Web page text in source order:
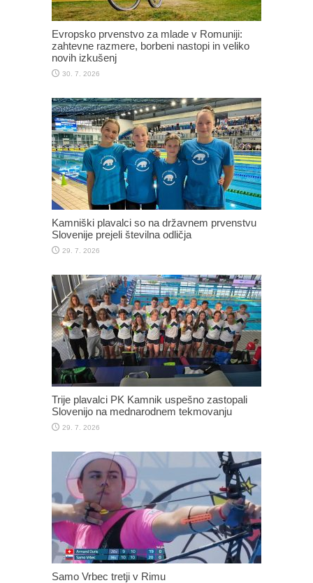
Evropsko prvenstvo za mlade v Romuniji:
zahtevne razmere, borbeni nastopi in veliko
novih izkušenj
30. 7. 2026
Kamniški plavalci so na državnem prvenstvu
Slovenije prejeli številna odličja
29. 7. 2026
Trije plavalci PK Kamnik uspešno zastopali
Slovenijo na mednarodnem tekmovanju
29. 7. 2026
Samo Vrbec tretji v Rimu